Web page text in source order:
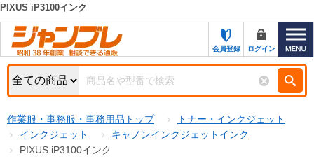
カテゴリー一覧
お知らせ
特集・キャンペーン一覧
初めての方へ
お問い合わせ
キーワード検索
検索条件
商品カテゴリから選ぶ
PIXUS iP3100インク
会員登録 ログイン
作業服・事務服・事務用品トップ
トナー・インクジェット
インクジェット
キャノンインクジェットインク
PIXUS iP3100インク